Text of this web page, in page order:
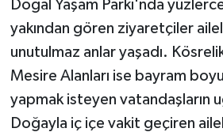
Doğal Yaşam Parkı'nda
yakından gören ziyaretçiler
unutulmaz anlar yaşadı.
Mesire Alanları ise bayram
yapmak isteyen vatandaşların
Doğayla iç içe vakit geçiren